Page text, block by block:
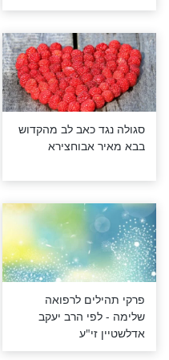
שנשכו נחש או